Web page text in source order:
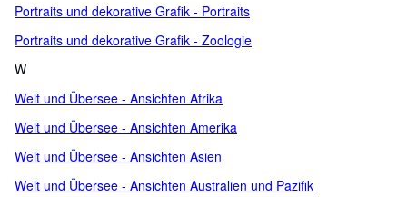
Portraits und dekorative Grafik - Portraits
Portraits und dekorative Grafik - Zoologie
W
Welt und Übersee - Ansichten Afrika
Welt und Übersee - Ansichten Amerika
Welt und Übersee - Ansichten Asien
Welt und Übersee - Ansichten Australien und Pazifik